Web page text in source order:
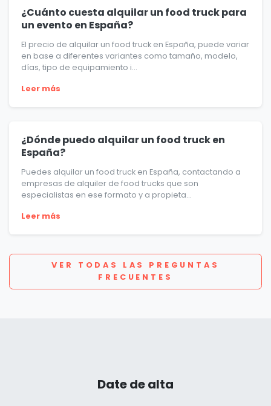
¿Cuánto cuesta alquilar un food truck para
un evento en España?
El precio de alquilar un food truck en España, puede variar
en base a diferentes variantes como tamaño, modelo,
días, tipo de equipamiento i...
Leer más
¿Dónde puedo alquilar un food truck en
España?
Puedes alquilar un food truck en España, contactando a
empresas de alquiler de food trucks que son
especialistas en ese formato y a propieta...
Leer más
VER TODAS LAS PREGUNTAS
FRECUENTES
Date de alta